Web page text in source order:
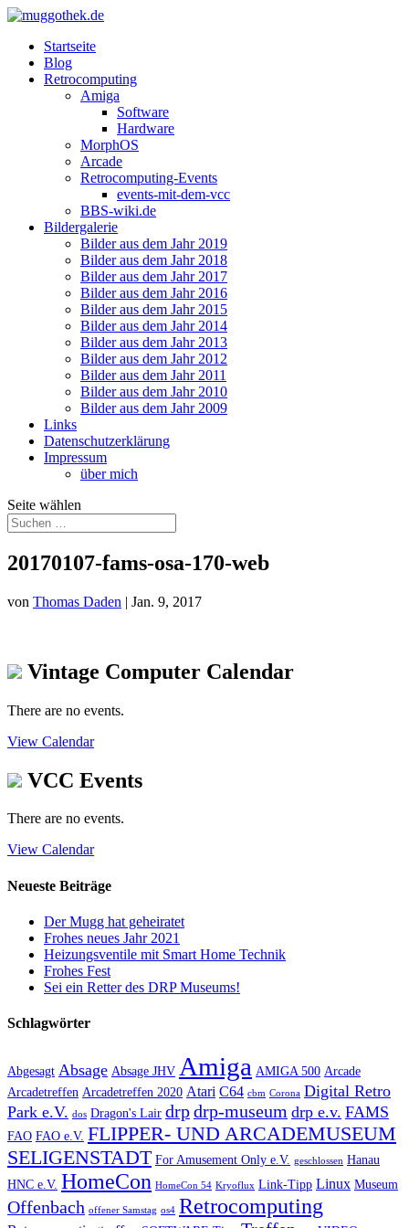
Startseite
Blog
Retrocomputing
Amiga
Software
Hardware
MorphOS
Arcade
Retrocomputing-Events
events-mit-dem-vcc
BBS-wiki.de
Bildergalerie
Bilder aus dem Jahr 2019
Bilder aus dem Jahr 2018
Bilder aus dem Jahr 2017
Bilder aus dem Jahr 2016
Bilder aus dem Jahr 2015
Bilder aus dem Jahr 2014
Bilder aus dem Jahr 2013
Bilder aus dem Jahr 2012
Bilder aus dem Jahr 2011
Bilder aus dem Jahr 2010
Bilder aus dem Jahr 2009
Links
Datenschutzerklärung
Impressum
über mich
Seite wählen
20170107-fams-osa-170-web
von Thomas Daden | Jan. 9, 2017
Vintage Computer Calendar
There are no events.
View Calendar
VCC Events
There are no events.
View Calendar
Neueste Beiträge
Der Mugg hat geheiratet
Frohes neues Jahr 2021
Heizungsventile mit Smart Home Technik
Frohes Fest
Sei ein Retter des DRP Museums!
Schlagwörter
Abgesagt Absage Absage JHV Amiga AMIGA 500 Arcade
Arcadetreffen Arcadetreffen 2020 Atari C64 cbm Corona Digital Retro
Park e.V. dos Dragon's Lair drpdrp-museum drp e.v. FAMS
FAO FAO e.V. FLIPPER- UND ARCADEMUSEUM
SELIGENSTADT For Amusement Only e.V. geschlossen Hanau
HNC e.V. HomeCon HomeCon 54 Kryoflux Link-Tipp Linux Museum
Offenbach offener Samstag os4 Retrocomputing